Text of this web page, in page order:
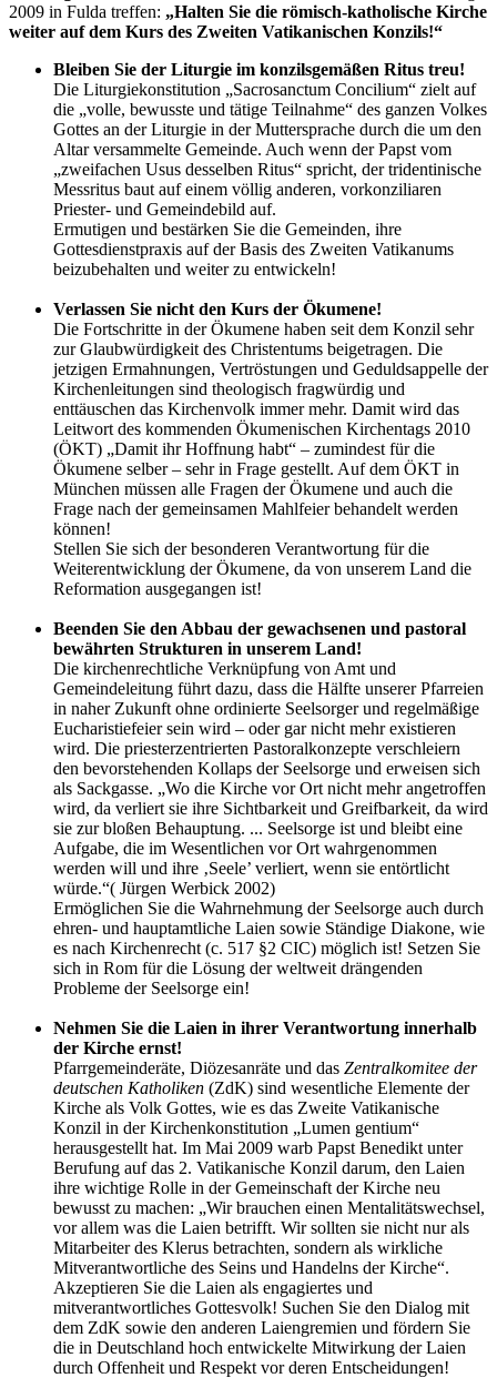
2009 in Fulda treffen: „Halten Sie die römisch-katholische Kirche
weiter auf dem Kurs des Zweiten Vatikanischen Konzils!“
Bleiben Sie der Liturgie im konzilsgemäßen Ritus treu!
Die Liturgiekonstitution „Sacrosanctum Concilium“ zielt auf
die „volle, bewusste und tätige Teilnahme“ des ganzen Volkes
Gottes an der Liturgie in der Muttersprache durch die um den
Altar versammelte Gemeinde. Auch wenn der Papst vom
„zweifachen Usus desselben Ritus“ spricht, der tridentinische
Messritus baut auf einem völlig anderen, vorkonziliaren
Priester- und Gemeindebild auf.
Ermutigen und bestärken Sie die Gemeinden, ihre
Gottesdienstpraxis auf der Basis des Zweiten Vatikanums
beizubehalten und weiter zu entwickeln!
Verlassen Sie nicht den Kurs der Ökumene!
Die Fortschritte in der Ökumene haben seit dem Konzil sehr
zur Glaubwürdigkeit des Christentums beigetragen. Die
jetzigen Ermahnungen, Vertröstungen und Geduldsappelle der
Kirchenleitungen sind theologisch fragwürdig und
enttäuschen das Kirchenvolk immer mehr. Damit wird das
Leitwort des kommenden Ökumenischen Kirchentags 2010
(ÖKT) „Damit ihr Hoffnung habt“ – zumindest für die
Ökumene selber – sehr in Frage gestellt. Auf dem ÖKT in
München müssen alle Fragen der Ökumene und auch die
Frage nach der gemeinsamen Mahlfeier behandelt werden
können!
Stellen Sie sich der besonderen Verantwortung für die
Weiterentwicklung der Ökumene, da von unserem Land die
Reformation ausgegangen ist!
Beenden Sie den Abbau der gewachsenen und pastoral
bewährten Strukturen in unserem Land!
Die kirchenrechtliche Verknüpfung von Amt und
Gemeindeleitung führt dazu, dass die Hälfte unserer Pfarreien
in naher Zukunft ohne ordinierte Seelsorger und regelmäßige
Eucharistiefeier sein wird – oder gar nicht mehr existieren
wird. Die priesterzentrierten Pastoralkonzepte verschleiern
den bevorstehenden Kollaps der Seelsorge und erweisen sich
als Sackgasse. „Wo die Kirche vor Ort nicht mehr angetroffen
wird, da verliert sie ihre Sichtbarkeit und Greifbarkeit, da wird
sie zur bloßen Behauptung. ... Seelsorge ist und bleibt eine
Aufgabe, die im Wesentlichen vor Ort wahrgenommen
werden will und ihre ‚Seele’ verliert, wenn sie entörtlicht
würde.“( Jürgen Werbick 2002)
Ermöglichen Sie die Wahrnehmung der Seelsorge auch durch
ehren- und hauptamtliche Laien sowie Ständige Diakone, wie
es nach Kirchenrecht (c. 517 §2 CIC) möglich ist! Setzen Sie
sich in Rom für die Lösung der weltweit drängenden
Probleme der Seelsorge ein!
Nehmen Sie die Laien in ihrer Verantwortung innerhalb
der Kirche ernst!
Pfarrgemeinderäte, Diözesanräte und das Zentralkomitee der
deutschen Katholiken (ZdK) sind wesentliche Elemente der
Kirche als Volk Gottes, wie es das Zweite Vatikanische
Konzil in der Kirchenkonstitution „Lumen gentium“
herausgestellt hat. Im Mai 2009 warb Papst Benedikt unter
Berufung auf das 2. Vatikanische Konzil darum, den Laien
ihre wichtige Rolle in der Gemeinschaft der Kirche neu
bewusst zu machen: „Wir brauchen einen Mentalitätswechsel,
vor allem was die Laien betrifft. Wir sollten sie nicht nur als
Mitarbeiter des Klerus betrachten, sondern als wirkliche
Mitverantwortliche des Seins und Handelns der Kirche“.
Akzeptieren Sie die Laien als engagiertes und
mitverantwortliches Gottesvolk! Suchen Sie den Dialog mit
dem ZdK sowie den anderen Laiengremien und fördern Sie
die in Deutschland hoch entwickelte Mitwirkung der Laien
durch Offenheit und Respekt vor deren Entscheidungen!